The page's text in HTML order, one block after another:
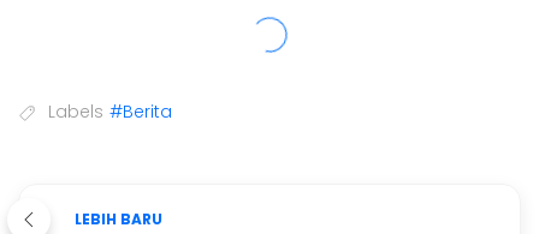
Labels #Berita
LEBIH BARU